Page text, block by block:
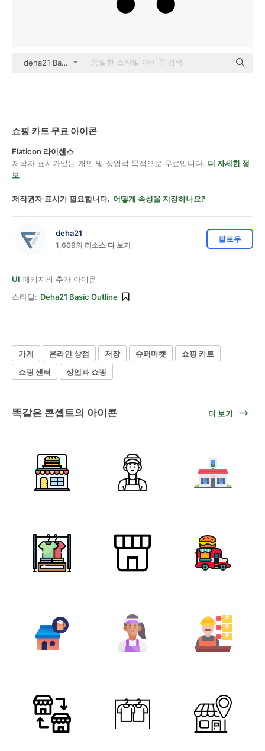
deha21 Basic Outline
쇼핑 카트 무료 아이콘
Flaticon 라이센스
저작자 표시가있는 개인 및 상업적 목적으로 무료입니다. 더 자세한 정
보
저작권자 표시가 필요합니다. 어떻게 속성을 지정하나요?
deha21
1,609의 리소스 다 보기
팔로우
UI 패키지의 추가 아이콘
스타일: Deha21 Basic Outline
가게 온라인 상점 저장 슈퍼마켓
쇼핑 카트
쇼핑 센터
상업과 쇼핑
똑같은 콘셉트의 아이콘 더 보기